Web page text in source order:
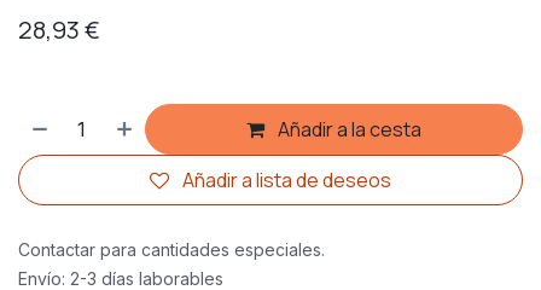
28,93€
Añadir a la cesta
Añadir a lista de deseos
Contactar para cantidades especiales.
Envío: 2-3 días laborables